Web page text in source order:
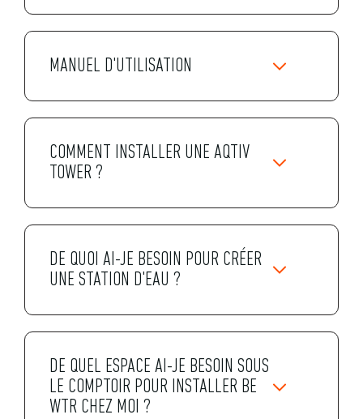
MANUEL D'UTILISATION
COMMENT INSTALLER UNE AQTIV
TOWER ?
DE QUOI AI-JE BESOIN POUR CRÉER
UNE STATION D'EAU ?
DE QUEL ESPACE AI-JE BESOIN SOUS
LE COMPTOIR POUR INSTALLER BE
WTR CHEZ MOI ?